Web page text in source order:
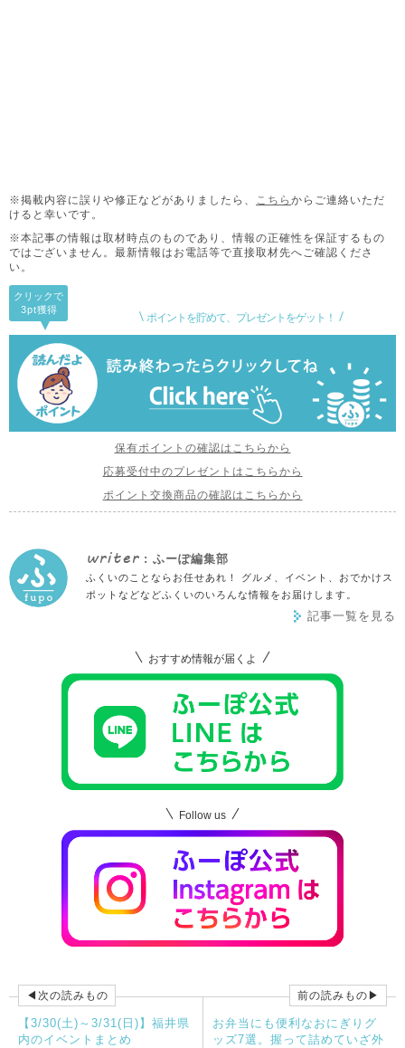
※掲載内容に誤りや修正などがありましたら、 こちら からご連絡いただ
けると幸いです。
※本記事の情報は取材時点のものであり、情報の正確性を保証するもの
ではございません。 最新情報はお電話等で直接取材先へご確認くださ
い。
ポイントを貯めて、プレゼントをゲット！
クリックで
3pt獲得
保有ポイントの確認はこちらから
応募受付中のプレゼントはこちらから
ポイント交換商品の確認はこちらから
writer : ふーぽ編集部
ふくいのことならお任せあれ！ グルメ、イベント、おでかけス
ポットなどなどふくいのいろんな情報をお届けします。
記事一覧を見る
おすすめ情報が届くよ
Follow us
◀次の読みもの
【3/30(土)～3/31(日)】福井県
内のイベントまとめ
前の読みもの▶
お弁当にも便利なおにぎりグ
ッズ7選。握って詰めていざ外